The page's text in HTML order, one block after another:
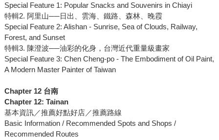
Special Feature 1: Popular Snacks and Souvenirs in Chiayi
特輯2. 阿里山──日出、雲海、鐵路、森林、晚霞
Special Feature 2: Alishan - Sunrise, Sea of Clouds, Railway,
Forest, and Sunset
特輯3. 陳澄波──油彩的化身，台灣近代重量級畫家
Special Feature 3: Chen Cheng-po - The Embodiment of Oil Paint,
A Modern Master Painter of Taiwan
Chapter 12 台南
Chapter 12: Tainan
基本資訊／推薦好點好店／推薦路線
Basic Information / Recommended Spots and Shops /
Recommended Routes